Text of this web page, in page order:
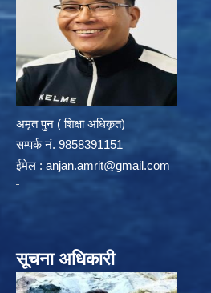
अमृत पुन ( शिक्षा अधिकृत)
सम्पर्क न‌ं. 9858391151
ईमेल : anjan.amrit@gmail.com
सूचना अधिकारी